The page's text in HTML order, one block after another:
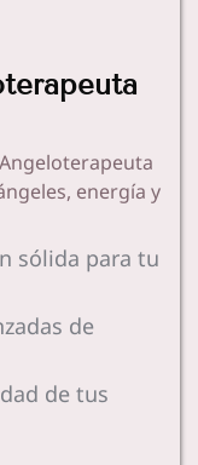
energía y
sólida para tu
de
de tus